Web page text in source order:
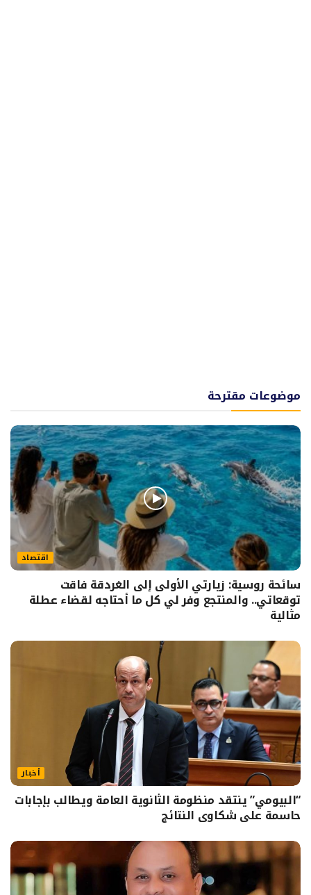
موضوعات مقترحة
اقتصاد
سائحة روسية: زيارتي الأولى إلى الغردقة فاقت
توقعاتي.. والمنتجع وفر لي كل ما أحتاجه لقضاء عطلة
مثالية
أخبار
“البيومي” ينتقد منظومة الثانوية العامة ويطالب بإجابات
حاسمة على شكاوى النتائج